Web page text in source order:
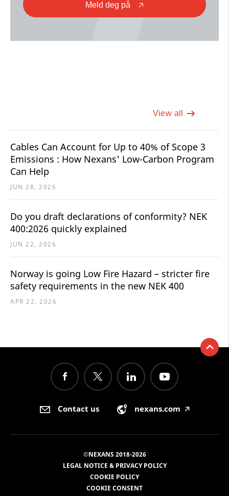
Meld deg på 🡥
View all
Cables Can Account for Up to 40% of Scope 3
Emissions : How Nexans' Low-Carbon Program
Can Help
JUN 28, 2026
Do you draft declarations of conformity? NEK
400:2026 quickly explained
JUN 22, 2026
Norway is going Low Fire Hazard – stricter fire
safety requirements in the new NEK 400
APR 22, 2026
Contact us nexans.com 🡥
©NEXANS 2018-2026
LEGAL NOTICE & PRIVACY POLICY
COOKIE POLICY
COOKIE CONSENT